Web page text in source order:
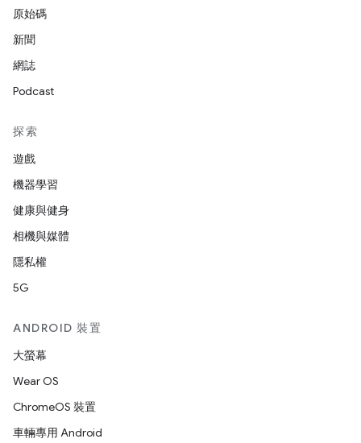
原始碼
新聞
網誌
Podcast
探索
遊戲
機器學習
健康與健身
相機與媒體
隱私權
5G
ANDROID 裝置
大螢幕
Wear OS
ChromeOS 裝置
車輛專用 Android